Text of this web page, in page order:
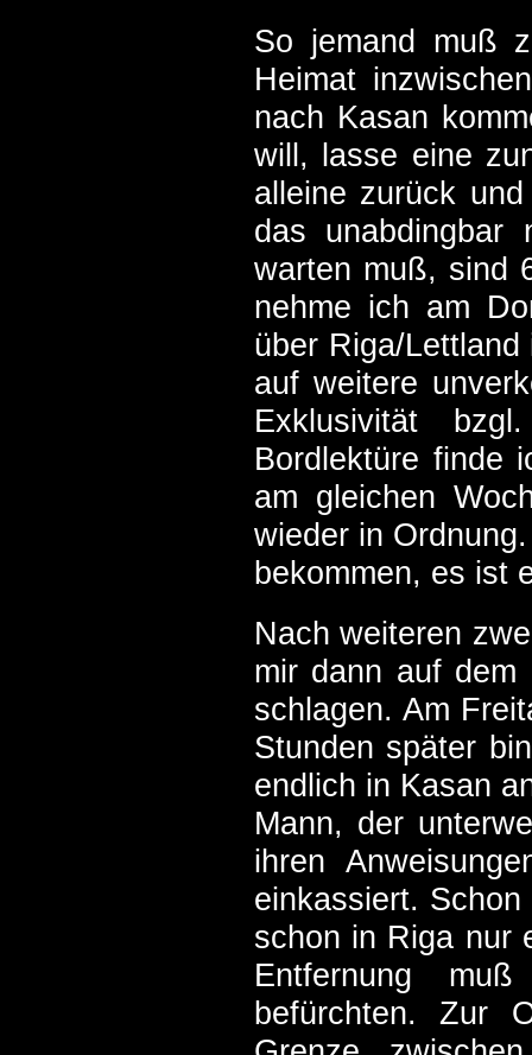
So jemand muß
Heimat
nach Kasan
will, lasse eine
alleine zurück
das unabdingbar
warten muß, sind
nehme ich am
über Riga/
auf weitere
Exklusivität
Bordlektüre finde
am gleichen
wieder in
bekommen, es ist
Nach weiteren
mir dann auf
schlagen. Am
Stunden später
endlich in Kasan
Mann, der
ihren
einkassiert.
schon in Riga nur
Entfernung
befürchten. Zur